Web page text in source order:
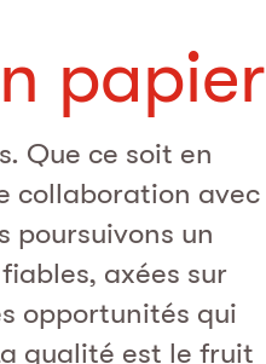
papier
Que ce soit en
collaboration avec
poursuivons un
axées sur
opportunités qui
qualité est le fruit